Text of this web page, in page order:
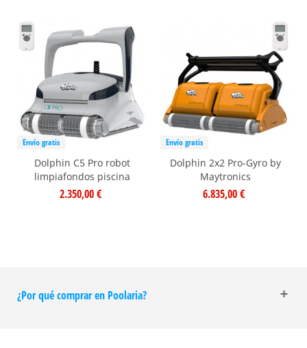
Envío gratis
Dolphin C5 Pro robot
limpiafondos piscina
2.350,00 €
Envío gratis
Dolphin 2x2 Pro-Gyro by
Maytronics
6.835,00 €
¿Por qué comprar en Poolaria?